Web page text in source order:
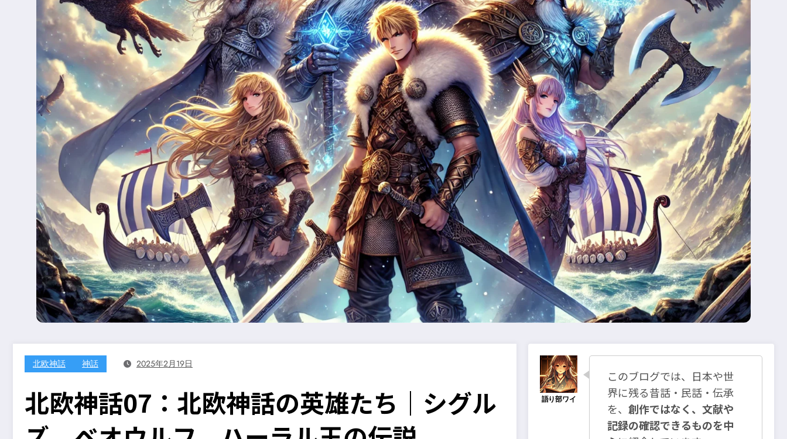
北欧神話 神話 2025年2月19日
北欧神話07：北欧神話の英雄たち｜シグル
このブログでは、日本や世
界に残る昔話・民話・伝承
を、創作ではなく、文献や
記録の確認できるものを中